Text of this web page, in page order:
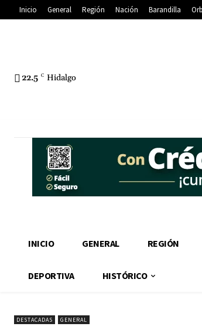
Inicio General Región Nación Barandilla
22.5 C Hidalgo
INICIO GENERAL REGIÓN
DEPORTIVA HISTÓRICO
DESTACADAS GENERAL